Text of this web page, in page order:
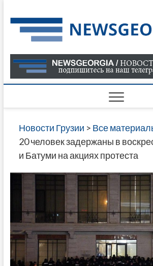
to
content
Новости Грузии > Все
20 человек задержаны в
и Батуми на акциях протеста